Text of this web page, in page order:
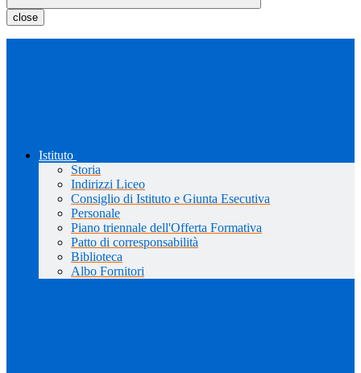
close
Istituto
Storia
Indirizzi Liceo
Consiglio di Istituto e Giunta Esecutiva
Personale
Piano triennale dell'Offerta Formativa
Patto di corresponsabilità
Biblioteca
Albo Fornitori